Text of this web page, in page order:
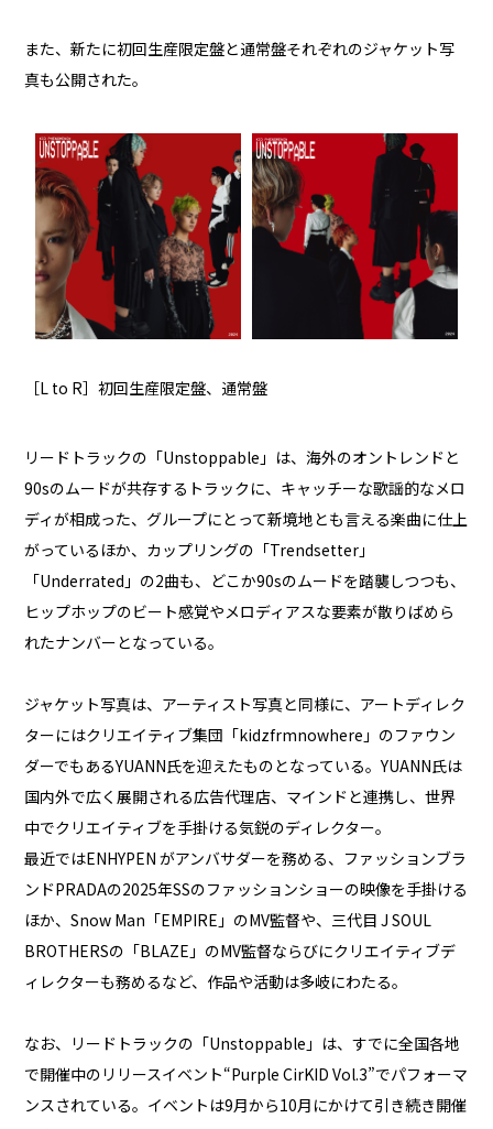
また、新たに初回生産限定盤と通常盤それぞれのジャケット写
真も公開された。
［L to R］初回生産限定盤、通常盤
リードトラックの「Unstoppable」は、海外のオントレンドと
90sのムードが共存するトラックに、キャッチーな歌謡的なメロ
ディが相成った、グループにとって新境地とも言える楽曲に仕上
がっているほか、カップリングの「Trendsetter」
「Underrated」の2曲も、どこか90sのムードを踏襲しつつも、
ヒップホップのビート感覚やメロディアスな要素が散りばめら
れたナンバーとなっている。
ジャケット写真は、アーティスト写真と同様に、アートディレク
ターにはクリエイティブ集団「kidzfrmnowhere」のファウン
ダーでもあるYUANN氏を迎えたものとなっている。YUANN氏は
国内外で広く展開される広告代理店、マインドと連携し、世界
中でクリエイティブを手掛ける気鋭のディレクター。
最近ではENHYPEN がアンバサダーを務める、ファッションブラ
ンドPRADAの2025年SSのファッションショーの映像を手掛ける
ほか、Snow Man「EMPIRE」のMV監督や、三代目 J SOUL
BROTHERSの「BLAZE」のMV監督ならびにクリエイティブデ
ィレクターも務めるなど、作品や活動は多岐にわたる。
なお、リードトラックの「Unstoppable」は、すでに全国各地
で開催中のリリースイベント“Purple CirKID Vol.3”でパフォーマ
ンスされている。イベントは9月から10月にかけて引き続き開催